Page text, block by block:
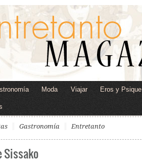
Moda Viajar Eros y Psique
Gastronomía Entretanto
Sissako